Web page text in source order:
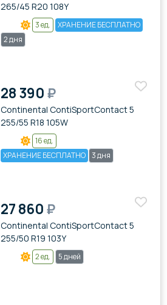
265/45 R20 108Y
3 ед.
ХРАНЕНИЕ БЕСПЛАТНО
2 дня
28 390₽
Continental ContiSportContact 5
255/55 R18 105W
16 ед.
ХРАНЕНИЕ БЕСПЛАТНО 3 дня
27 860₽
Continental ContiSportContact 5
255/50 R19 103Y
2 ед. 5 дней